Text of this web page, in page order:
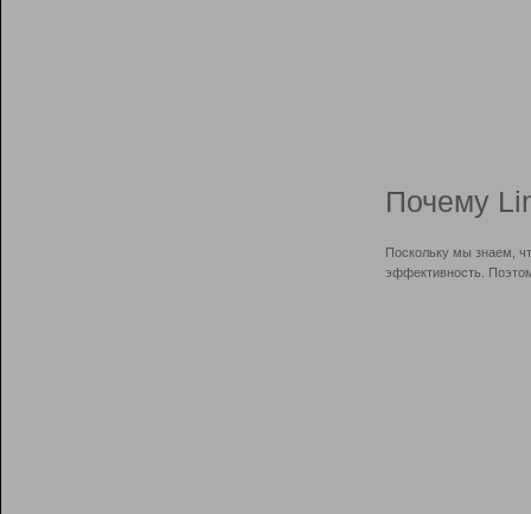
Почему
Поскольку мы знаем,
эффективность.